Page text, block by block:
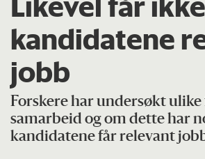
kandidatene
jobb
Forskere har undersøkt
samarbeid og om dette har
kandidatene får relevant